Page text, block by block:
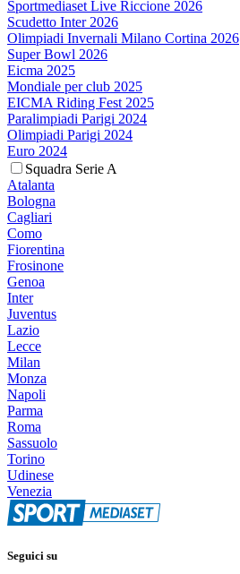
Sportmediaset Live Riccione 2026
Scudetto Inter 2026
Olimpiadi Invernali Milano Cortina 2026
Super Bowl 2026
Eicma 2025
Mondiale per club 2025
EICMA Riding Fest 2025
Paralimpiadi Parigi 2024
Olimpiadi Parigi 2024
Euro 2024
Squadra Serie A
Atalanta
Bologna
Cagliari
Como
Fiorentina
Frosinone
Genoa
Inter
Juventus
Lazio
Lecce
Milan
Monza
Napoli
Parma
Roma
Sassuolo
Torino
Udinese
Venezia
Seguici su